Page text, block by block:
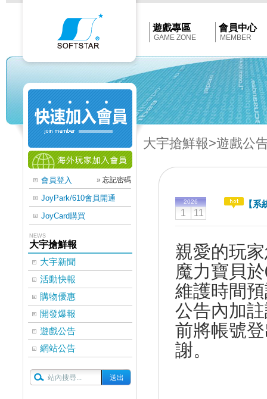
Softstar
遊戲專區
GAME ZONE
會員中心
MEMBER
會員登入 » 忘記密碼
JoyPark/610會員開通
JoyCard購買
NEWS
大宇搶鮮報
大宇新聞
活動快報
購物優惠
開發爆報
遊戲公告
網站公告
大宇搶鮮報>遊戲公
2026
1 11
【
親愛的玩
魔力寶貝
維護時間
公告內加
前將帳號
謝。